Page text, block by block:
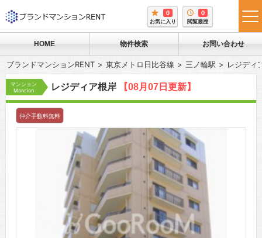
0
お気に入り
0
閲覧履歴
HOME 物件検索 お問い合わせ
ブランドマンションRENT 東京メトロ日比谷線 三ノ輪駅 レジディ
マンション
Mansion
レジディア根岸 【08月07日更新】
仲介手数料無料